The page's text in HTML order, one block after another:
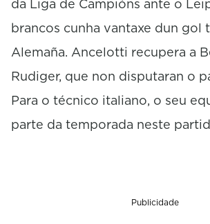
s
e
o
d
da Liga de Campións ante o
brancos cunha vantaxe dun gol
Alemaña. Ancelotti recupera a
Rudiger, que non disputaran o
Para o técnico italiano, o seu
parte da temporada neste
Publicidade